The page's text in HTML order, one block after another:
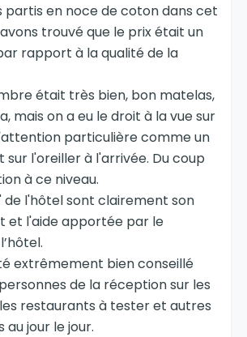
partis en noce de coton dans cet
trouvé que le prix était un
rapport à la qualité de la
était très bien, bon matelas,
mais on a eu le droit à la vue sur
particulière comme un
l'oreiller à l'arrivée. Du coup
à ce niveau.
de l'hôtel sont clairement son
et l'aide apportée par le
extrêmement bien conseillé
de la réception sur les
restaurants à tester et autres
au jour le jour.